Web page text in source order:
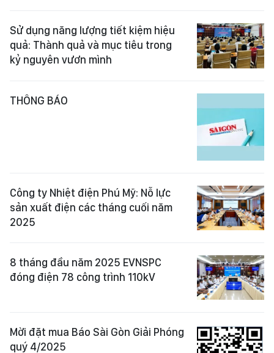
Sử dụng năng lượng tiết kiệm hiệu
quả: Thành quả và mục tiêu trong
kỷ nguyên vươn mình
THÔNG BÁO
Công ty Nhiệt điện Phú Mỹ: Nỗ lực
sản xuất điện các tháng cuối năm
2025
8 tháng đầu năm 2025 EVNSPC
đóng điện 78 công trình 110kV
Mời đặt mua Báo Sài Gòn Giải Phóng
quý 4/2025